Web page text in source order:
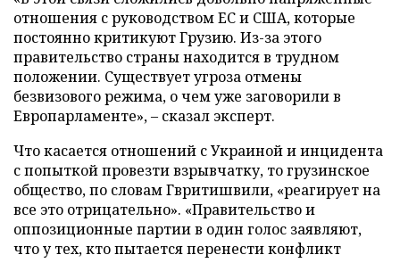
отношения с руководством ЕС и США, которые
постоянно критикуют Грузию. Из-за этого
правительство страны находится в трудном
положении. Существует угроза отмены
безвизового режима, о чем уже заговорили в
Европарламенте», – сказал эксперт.
Что касается отношений с Украиной и инцидента
с попыткой провезти взрывчатку, то грузинское
общество, по словам Гвритишвили, «реагирует на
все это отрицательно». «Правительство и
оппозиционные партии в один голос заявляют,
что у тех, кто пытается перенести конфликт